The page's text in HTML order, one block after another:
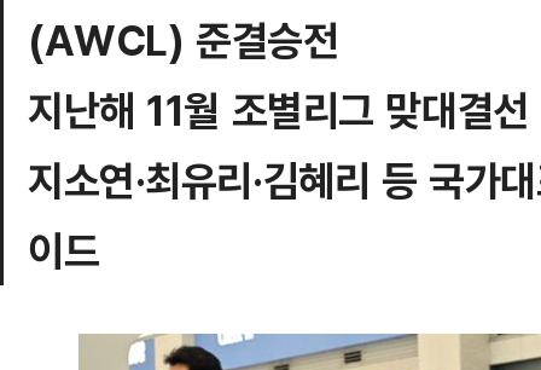
(AWCL) 준결승전
지난해 11월 조별리그 맞대결
지소연·최유리·김혜리 등 국가
이드